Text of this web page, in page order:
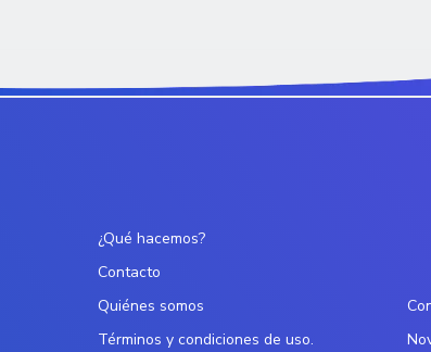
¿Qué hacemos?
Contacto
Quiénes somos
Términos y condiciones de uso.